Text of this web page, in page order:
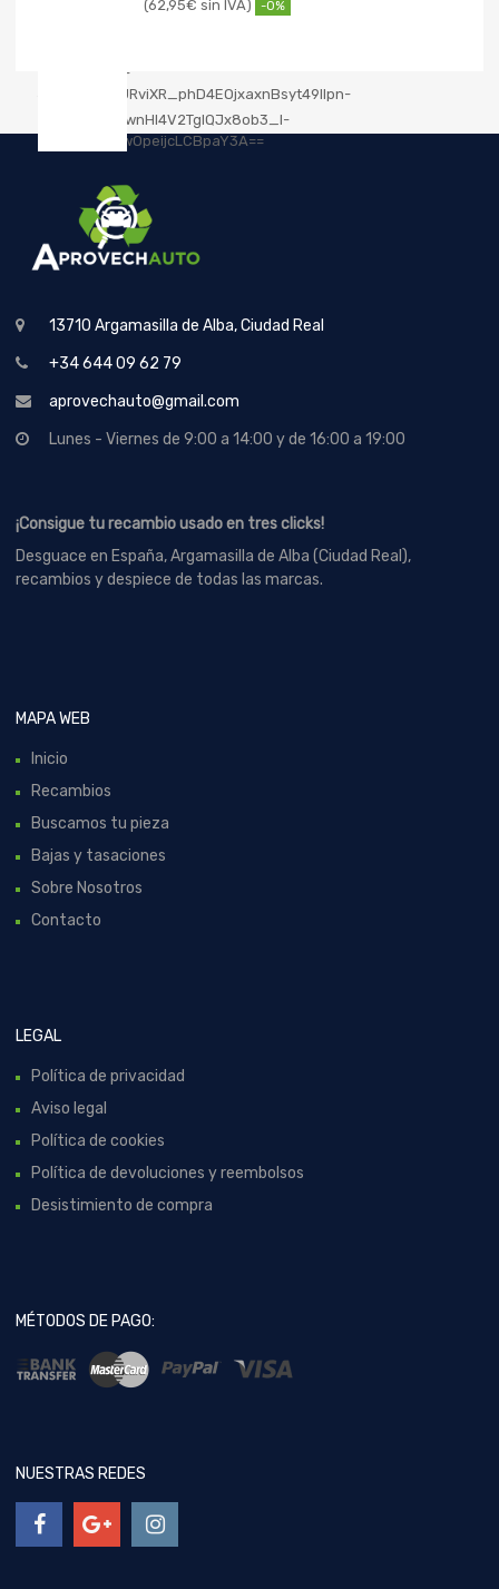
62,95€ -0%
13710 Argamasilla de Alba, Ciudad Real
+34 644 09 62 79
aprovechauto@gmail.com
Lunes - Viernes de 9:00 a 14:00 y de 16:00 a 19:00
¡Consigue tu recambio usado en tres clicks!
Desguace en España, Argamasilla de Alba (Ciudad Real),
recambios y despiece de todas las marcas.
MAPA WEB
Inicio
Recambios
Buscamos tu pieza
Bajas y tasaciones
Sobre Nosotros
Contacto
LEGAL
Política de privacidad
Aviso legal
Política de cookies
Política de devoluciones y reembolsos
Desistimiento de compra
MÉTODOS DE PAGO:
NUESTRAS REDES